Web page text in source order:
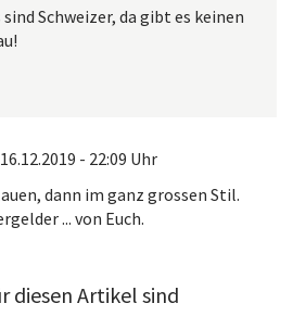
sind Schweizer, da gibt es keinen
16.12.2019 - 22:09 Uhr
dann im ganz grossen Stil.
... von Euch.
diesen Artikel sind